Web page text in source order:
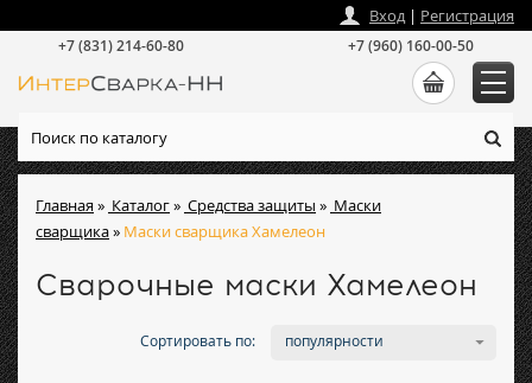
Главная» Каталог» Средства защиты » Маски
сварщика» Маски сварщика Хамелеон
Сварочные маски Хамелеон
Сортировать по: популярности
Вход| Регистрация
+7 (831) 214-60-80 +7 (960) 160-00-50